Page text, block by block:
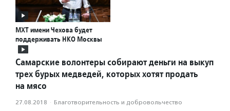
МХТ имени Чехова будет
поддерживать НКО Москвы
Самарские волонтеры собирают деньги на выкуп
трех бурых медведей, которых хотят продать
на мясо
27.08.2018 · Благотвори­тель­ность и доброволь­чест­во